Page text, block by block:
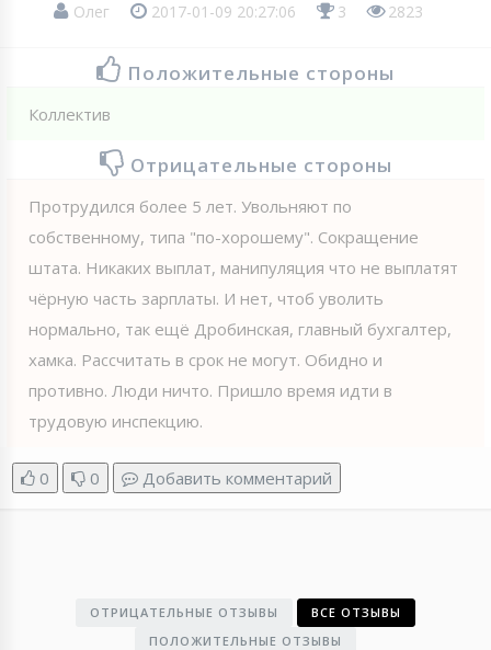
Олег 2017-01-09 20:27:06 3 2823
Положительные стороны
Коллектив
Отрицательные стороны
Протрудился более 5 лет. Увольняют по
собственному, типа "по-хорошему". Сокращение
штата. Никаких выплат, манипуляция что не выплатят
чёрную часть зарплаты. И нет, чтоб уволить
нормально, так ещё Дробинская, главный бухгалтер,
хамка. Рассчитать в срок не могут. Обидно и
противно. Люди ничто. Пришло время идти в
трудовую инспекцию.
0 0 Добавить комментарий
ОТРИЦАТЕЛЬНЫЕ ОТЗЫВЫ
ВСЕ ОТЗЫВЫ
ПОЛОЖИТЕЛЬНЫЕ ОТЗЫВЫ